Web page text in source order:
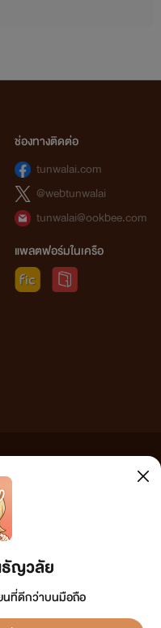
ธัญวลัย
นที่ดีกว่าบนมือถือ
ช่องทางติดต่อ
tunwalai.com
@webtunwalai
tunwalai@ookbee.com
แพลตฟอร์มในเครือ
ๆ ทั้งสิ้น ดังนั้นผู้อ่านทุกท่านโปรดใช้
วามใดๆ ที่ขัดต่อกฎหมายและศีลธรรม
นินการในทันที ทั้งนี้ ทางเว็บไซต์ขอสงวน